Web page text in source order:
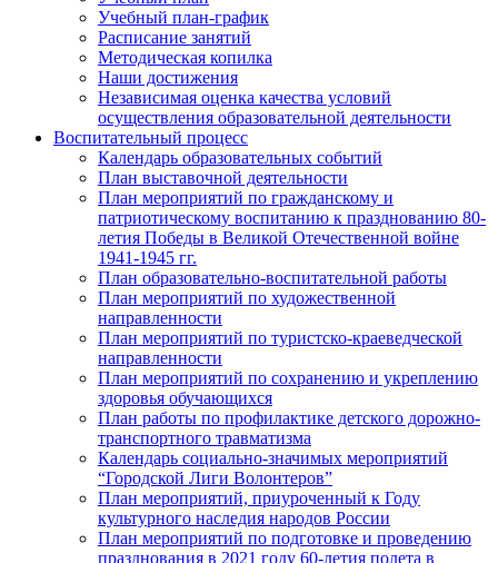
Учебный план-график
Расписание занятий
Методическая копилка
Наши достижения
Независимая оценка качества условий
осуществления образовательной деятельности
Воспитательный процесс
Календарь образовательных событий
План выставочной деятельности
План мероприятий по гражданскому и
патриотическому воспитанию к празднованию 80-
летия Победы в Великой Отечественной войне
1941-1945 гг.
План образовательно-воспитательной работы
План мероприятий по художественной
направленности
План мероприятий по туристско-краеведческой
направленности
План мероприятий по сохранению и укреплению
здоровья обучающихся
План работы по профилактике детского дорожно-
транспортного травматизма
Календарь социально-значимых мероприятий
“Городской Лиги Волонтеров”
План мероприятий, приуроченный к Году
культурного наследия народов России
План мероприятий по подготовке и проведению
празднования в 2021 году 60-летия полета в